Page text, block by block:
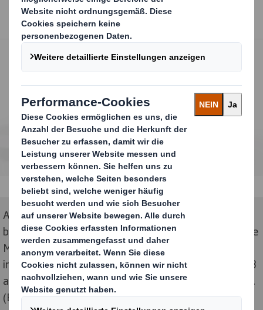
Aufmerksamkeitsstark und hochwertig digital
bedruckt – die am DS Smith Standort Glinde installierte
Maschine bietet Markenartiklern zahlreiche
interessante Einsatzmöglichkeiten und ein neues Maß
an Flexibilität, Individualisierung und Geschwindigkeit.
(Bildquelle: Alfred Ritter GmbH & Co. KG)